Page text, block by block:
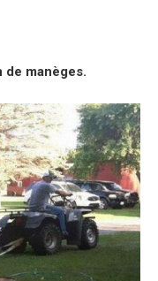
de manèges.